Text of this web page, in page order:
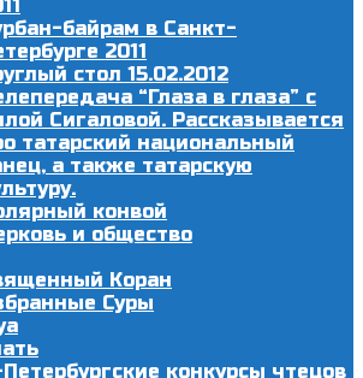
байрам в Санкт-
2011
стол 15.02.2012
“Глаза в глаза” с
Сигаловой. Рассказывается
татарский национальный
а также татарскую
конвой
и общество
Коран
Суры
конкурсы чтецов